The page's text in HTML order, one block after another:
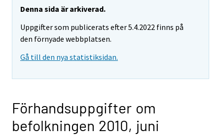
Denna sida är arkiverad.
Uppgifter som publicerats efter 5.4.2022 finns på
den förnyade webbplatsen.
Gå till den nya statistiksidan.
Förhandsuppgifter om
befolkningen 2010, juni